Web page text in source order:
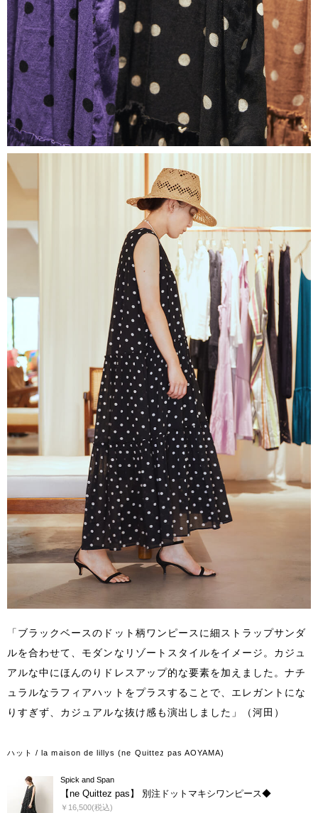
「ブラックベースのドット柄ワンピースに細ストラップサンダ
ルを合わせて、モダンなリゾートスタイルをイメージ。カジュ
アルな中にほんのりドレスアップ的な要素を加えました。ナチ
ュラルなラフィアハットをプラスすることで、エレガントにな
りすぎず、カジュアルな抜け感も演出しました」（河田）
ハット / la maison de lillys (ne Quittez pas AOYAMA)
Spick and Span
【ne Quittez pas】 別注ドットマキシワンピース◆
￥16,500(税込)